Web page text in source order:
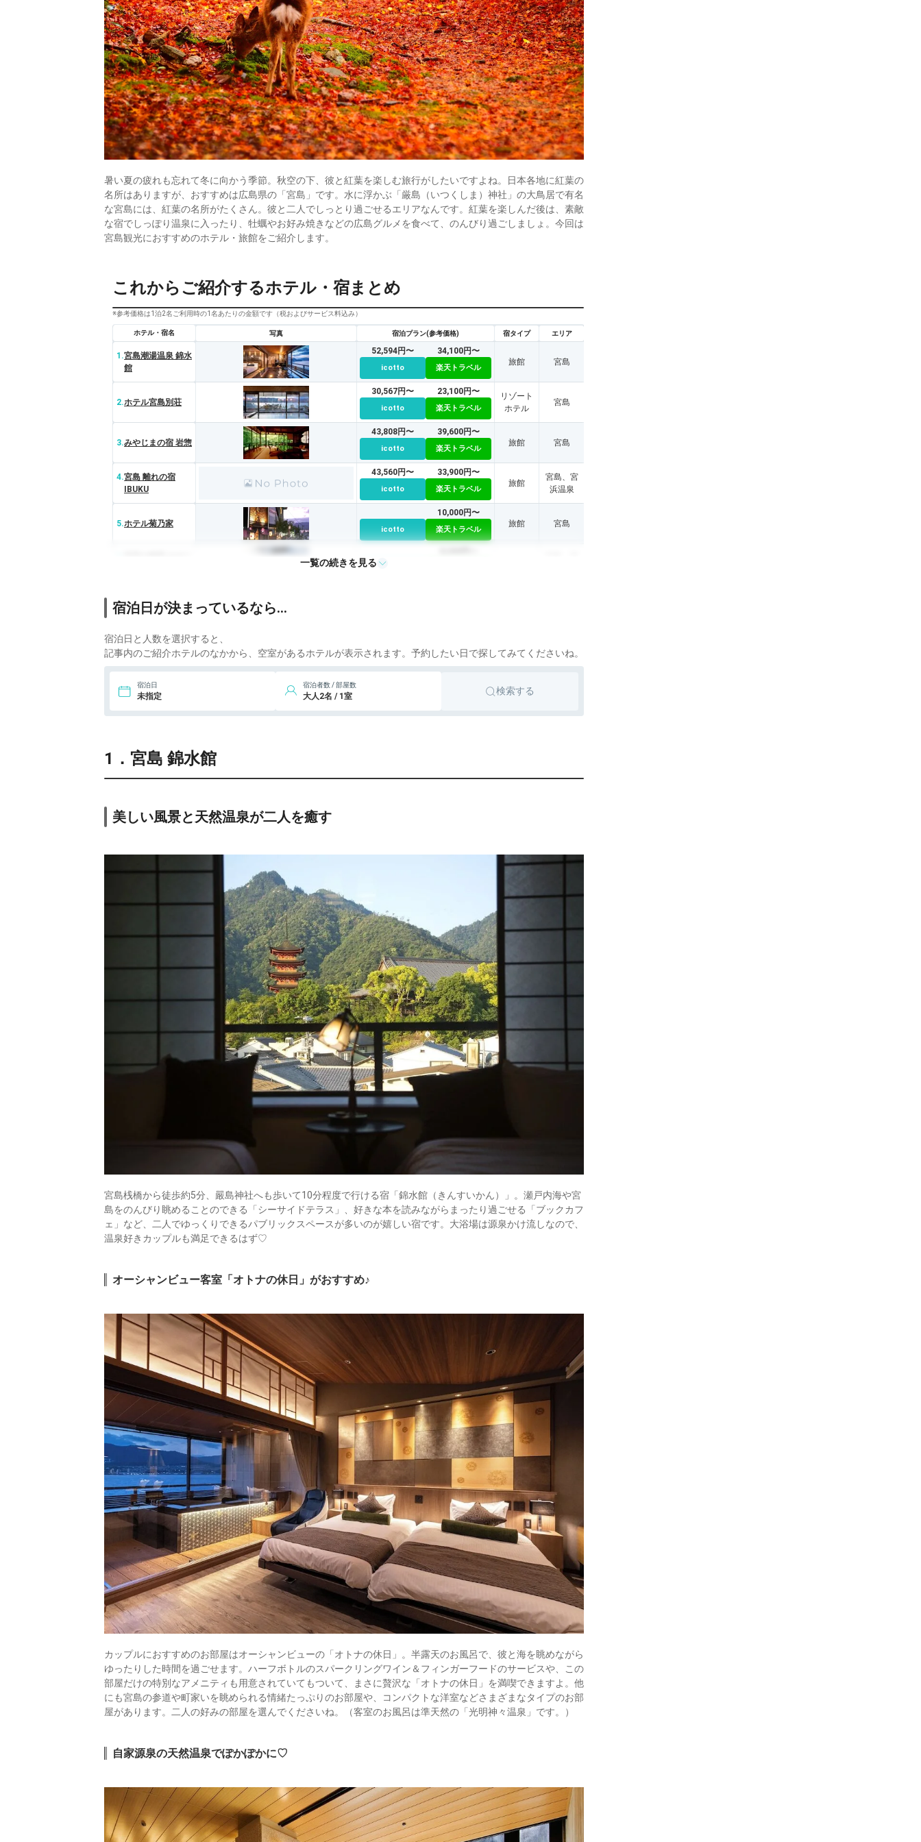
暑い夏の疲れも忘れて冬に向かう季節。秋空の下、彼と紅葉を楽しむ旅行がしたいですよね。日本各地に紅葉の
名所はありますが、おすすめは広島県の「宮島」です。水に浮かぶ「厳島（いつくしま）神社」の大鳥居で有名
な宮島には、紅葉の名所がたくさん。彼と二人でしっとり過ごせるエリアなんです。紅葉を楽しんだ後は、素敵
な宿でしっぽり温泉に入ったり、牡蠣やお好み焼きなどの広島グルメを食べて、のんびり過ごしましょ。今回は
宮島観光におすすめのホテル・旅館をご紹介します。
これからご紹介するホテル・宿まとめ
※参考価格は1泊2名ご利用時の1名あたりの金額です（税およびサービス料込み）
ホテル・宿名 写真 宿泊プラン(参考価格) 宿タイプ エリア
1.宮島潮湯温泉 錦水
館
52,594円〜
icotto
34,100円〜
楽天トラベル
旅館 宮島
2.ホテル宮島別荘
30,567円〜
icotto
23,100円〜
楽天トラベル
リゾート
ホテル
宮島
3.みやじまの宿 岩惣
43,808円〜
icotto
39,600円〜
楽天トラベル
旅館 宮島
4.宮島 離れの宿
IBUKU
43,560円〜
icotto
33,900円〜
楽天トラベル
旅館
宮島、宮
浜温泉
5.ホテル菊乃家
icotto
10,000円〜
楽天トラベル
旅館 宮島
7.
宮島シーサイドホ
テル
一覧の続きを見る
宿泊日が決まっているなら…
宿泊日と人数を選択すると、
記事内のご紹介ホテルのなかから、空室があるホテルが表示されます。予約したい日で探してみてくださいね。
宿泊日
未指定
宿泊者数 / 部屋数
大人2名 / 1室 検索する
1．宮島 錦水館
美しい風景と天然温泉が二人を癒す
宮島桟橋から徒歩約5分、嚴島神社へも歩いて10分程度で行ける宿「錦水館（きんすいかん）」。瀬戸内海や宮
島をのんびり眺めることのできる「シーサイドテラス」、好きな本を読みながらまったり過ごせる「ブックカフ
ェ」など、二人でゆっくりできるパブリックスペースが多いのが嬉しい宿です。大浴場は源泉かけ流しなので、
温泉好きカップルも満足できるはず♡
オーシャンビュー客室「オトナの休日」がおすすめ♪
カップルにおすすめのお部屋はオーシャンビューの「オトナの休日」。半露天のお風呂で、彼と海を眺めながら
ゆったりした時間を過ごせます。ハーフボトルのスパークリングワイン＆フィンガーフードのサービスや、この
部屋だけの特別なアメニティも用意されていてもついて、まさに贅沢な「オトナの休日」を満喫できますよ。他
にも宮島の参道や町家いを眺められる情緒たっぷりのお部屋や、コンパクトな洋室などさまざまなタイプのお部
屋があります。二人の好みの部屋を選んでくださいね。（客室のお風呂は準天然の「光明神々温泉」です。）
自家源泉の天然温泉でぽかぽかに♡